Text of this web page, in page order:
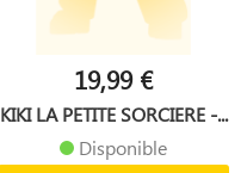
19,99 €
KIKI LA PETITE SORCIERE -...
Disponible